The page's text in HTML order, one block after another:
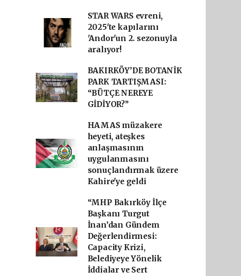
STAR WARS evreni,
2025'te kapılarını
'Andor'un 2. sezonuyla
aralıyor!
BAKIRKÖY’DE BOTANİK
PARK TARTIŞMASI:
“BÜTÇE NEREYE
GİDİYOR?”
HAMAS müzakere
heyeti, ateşkes
anlaşmasının
uygulanmasını
sonuçlandırmak üzere
Kahire'ye geldi
“MHP Bakırköy İlçe
Başkanı Turgut
İnan’dan Gündem
Değerlendirmesi:
Capacity Krizi,
Belediyeye Yönelik
İddialar ve Sert